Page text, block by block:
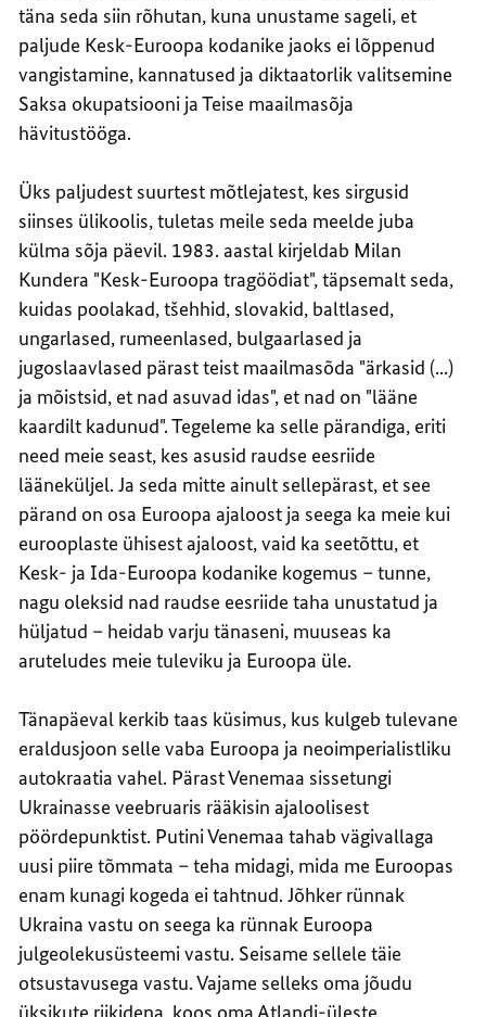
täna seda siin rõhutan, kuna unustame sageli, et
paljude Kesk-Euroopa kodanike jaoks ei lõppenud
vangistamine, kannatused ja diktaatorlik valitsemine
Saksa okupatsiooni ja Teise maailmasõja
hävitustööga.
Üks paljudest suurtest mõtlejatest, kes sirgusid
siinses ülikoolis, tuletas meile seda meelde juba
külma sõja päevil. 1983. aastal kirjeldab Milan
Kundera "Kesk-Euroopa tragöödiat", täpsemalt seda,
kuidas poolakad, tšehhid, slovakid, baltlased,
ungarlased, rumeenlased, bulgaarlased ja
jugoslaavlased pärast teist maailmasõda "ärkasid (...)
ja mõistsid, et nad asuvad idas", et nad on "lääne
kaardilt kadunud". Tegeleme ka selle pärandiga, eriti
need meie seast, kes asusid raudse eesriide
lääneküljel. Ja seda mitte ainult sellepärast, et see
pärand on osa Euroopa ajaloost ja seega ka meie kui
eurooplaste ühisest ajaloost, vaid ka seetõttu, et
Kesk- ja Ida-Euroopa kodanike kogemus – tunne,
nagu oleksid nad raudse eesriide taha unustatud ja
hüljatud – heidab varju tänaseni, muuseas ka
aruteludes meie tuleviku ja Euroopa üle.
Tänapäeval kerkib taas küsimus, kus kulgeb tulevane
eraldusjoon selle vaba Euroopa ja neoimperialistliku
autokraatia vahel. Pärast Venemaa sissetungi
Ukrainasse veebruaris rääkisin ajaloolisest
pöördepunktist. Putini Venemaa tahab vägivallaga
uusi piire tõmmata – teha midagi, mida me Euroopas
enam kunagi kogeda ei tahtnud. Jõhker rünnak
Ukraina vastu on seega ka rünnak Euroopa
julgeolekusüsteemi vastu. Seisame sellele täie
otsustavusega vastu. Vajame selleks oma jõudu
üksikute riikidena, koos oma Atlandi-üleste